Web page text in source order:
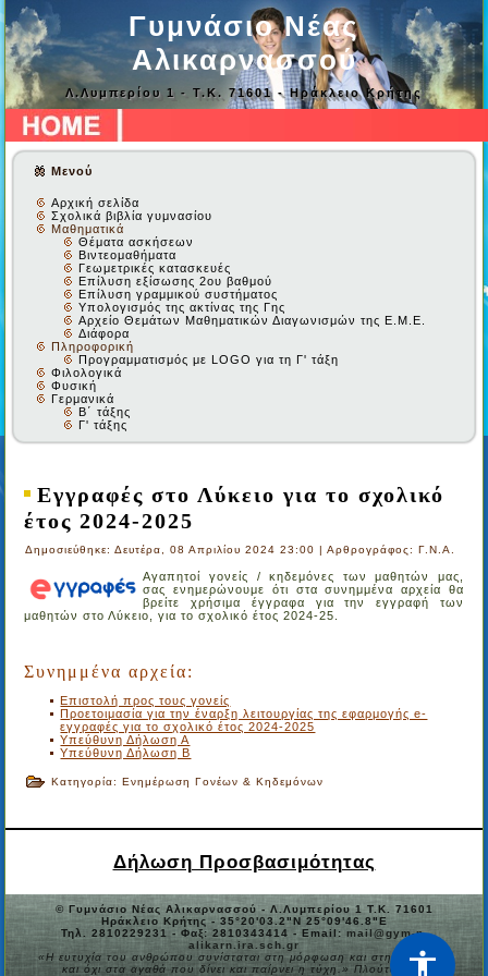
Γυμνάσιο Νέας
Αλικαρνασσού
Λ.Λυμπερίου 1 - Τ.Κ. 71601 - Ηράκλειο Κρήτης
Μενού
Αρχική σελίδα
Σχολικά βιβλία γυμνασίου
Μαθηματικά
Θέματα ασκήσεων
Βιντεομαθήματα
Γεωμετρικές κατασκευές
Επίλυση εξίσωσης 2ου βαθμού
Επίλυση γραμμικού συστήματος
Υπολογισμός της ακτίνας της Γης
Αρχείο Θεμάτων Μαθηματικών Διαγωνισμών της Ε.Μ.Ε.
Διάφορα
Πληροφορική
Προγραμματισμός με LOGO για τη Γ' τάξη
Φιλολογικά
Φυσική
Γερμανικά
Β΄ τάξης
Γ' τάξης
Εγγραφές στο Λύκειο για το σχολικό
έτος 2024-2025
Δημοσιεύθηκε: Δευτέρα, 08 Απριλίου 2024 23:00|Αρθρογράφος: Γ.Ν.Α.
Αγαπητοί γονείς / κηδεμόνες των μαθητών μας,
σας ενημερώνουμε ότι στα συνημμένα αρχεία θα
βρείτε χρήσιμα έγγραφα για την εγγραφή των
μαθητών στο Λύκειο, για το σχολικό έτος 2024-25.
Συνημμένα αρχεία:
Επιστολή προς τους γονείς
Προετοιμασία για την έναρξη λειτουργίας της εφαρμογής e-
εγγραφές για το σχολικό έτος 2024-2025
Υπεύθυνη Δήλωση Α
Υπεύθυνη Δήλωση Β
Κατηγορία:Ενημέρωση Γονέων & Κηδεμόνων
Δήλωση Προσβασιμότητας
© Γυμνάσιο Νέας Αλικαρνασσού - Λ.Λυμπερίου 1 Τ.Κ. 71601
Ηράκλειο Κρήτης - 35°20'03.2"N 25°09'46.8"E
Τηλ. 2810229231 - Φαξ: 2810343414 - Email: mail@gym-n-
alikarn.ira.sch.gr
«Η ευτυχία του ανθρώπου συνίσταται στη μόρφωση και στην παιδεία,
και όχι στα αγαθά που δίνει και παίρνει η τύχη.» Πλούταρχος